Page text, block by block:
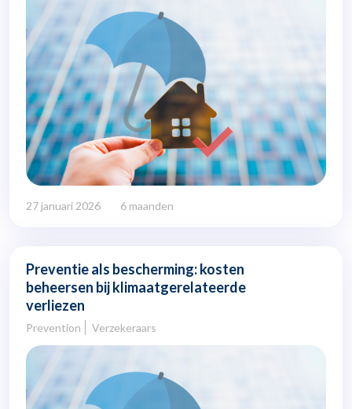
27 januari 2026 6 maanden
Preventie als bescherming: kosten
beheersen bij klimaatgerelateerde
verliezen
Prevention Verzekeraars